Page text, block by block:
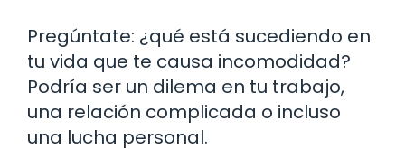
Pregúntate: ¿qué está sucediendo en
tu vida que te causa incomodidad?
Podría ser un dilema en tu trabajo,
una relación complicada o incluso
una lucha personal.